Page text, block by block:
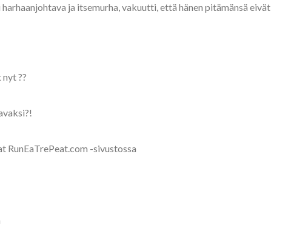
ja itsemurha, vakuutti, että hänen pitämänsä eivät
??
RunEaTrePeat.com -sivustossa